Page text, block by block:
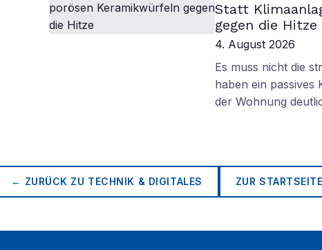
Statt
gegen die Hitze
4. August 2026
Es muss nicht die
haben ein passives
der Wohnung
← ZURÜCK ZU TECHNIK & DIGITALES ZUR STARTSEITE